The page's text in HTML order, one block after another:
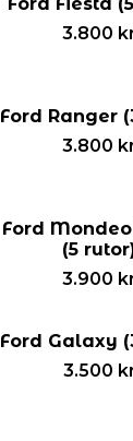
3.800
Ford Ranger
3.800
Ford
(5
3.900
Ford Galaxy
3.500